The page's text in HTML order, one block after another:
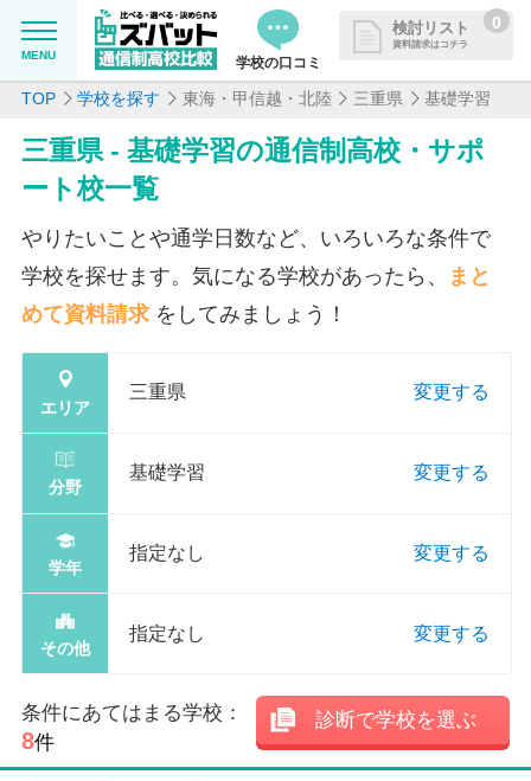
MENU 学校の口コミ
検討リスト
資料請求はコチラ
0
追加した学校を一覧で確認・まと
MENU
学校を探したい
通信制高校について知りたい
はじめての方へ
よくある質問
掲載を希望される学校様へ
TOP 学校を探す 東海・甲信越・北陸 三重県 基礎学習
三重県 - 基礎学習の通信制高校・サポ
ート校一覧
やりたいことや通学日数など、いろいろな条件で
学校を探せます。気になる学校があったら、
まと
めて資料請求をしてみましょう！
エリア
三重県 変更する
分野
基礎学習 変更する
学年
指定なし 変更する
その他
指定なし 変更する
条件にあてはまる学校：
8件
診断で学校を選ぶ